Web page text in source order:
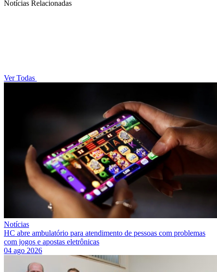
Notícias Relacionadas
Ver Todas
Notícias
HC abre ambulatório para atendimento de pessoas com problemas
com jogos e apostas eletrônicas
04 ago 2026